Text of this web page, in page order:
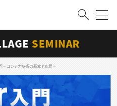
会員登録
SEMINAR
～コンテナ技術の基本と応用～